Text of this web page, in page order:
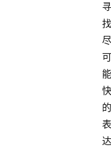
寻
找
尽
可
能
快
的
表
达